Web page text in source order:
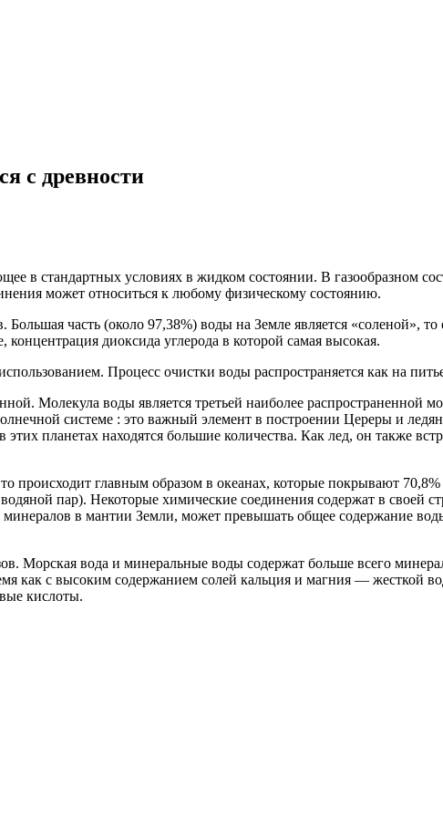
с древности
в стандартных условиях в жидком состоянии. В газообразном
может относиться к любому физическому состоянию.
часть (около 97,38%) воды на Земле является «соленой»,
диоксида углерода в которой самая высокая.
Процесс очистки воды распространяется как на
Молекула воды является третьей наиболее распространенной
системе : это важный элемент в построении Цереры и
планетах находятся большие количества. Как лед, он также
происходит главным образом в океанах, которые покрывают
пар). Некоторые химические соединения содержат в своей
в мантии Земли, может превышать общее содержание
Морская вода и минеральные воды содержат больше всего
как с высоким содержанием солей кальция и магния — жесткой
кислоты.